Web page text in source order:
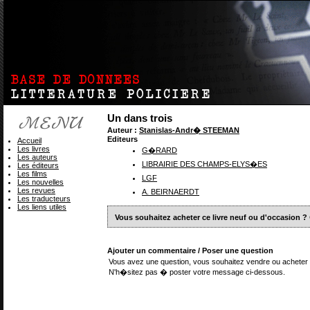
Un dans trois
Auteur : Stanislas-Andr� STEEMAN
Editeurs
G�RARD
LIBRAIRIE DES CHAMPS-ELYS�ES
LGF
A. BEIRNAERDT
Vous souhaitez acheter ce livre neuf ou d'occasion ?
Ajouter un commentaire / Poser une question
Vous avez une question, vous souhaitez vendre ou
N'h�sitez pas � poster votre message ci-dessous.
Accueil
Les livres
Les auteurs
Les éditeurs
Les films
Les nouvelles
Les revues
Les traducteurs
Les liens utiles